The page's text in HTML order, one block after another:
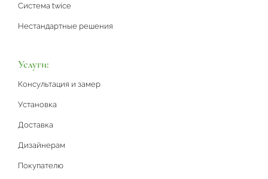
Система twice
Нестандартные решения
Услуги:
Консультация и замер
Установка
Доставка
Дизайнерам
Покупателю